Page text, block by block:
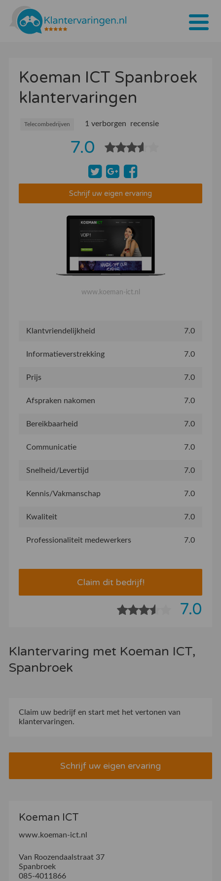
Tarieven
Bedrijven
Over ons
Koeman ICT Spanbroek
klantervaringen
Telecombedrijven 1 verborgen recensie
7.0
Schrijf uw eigen ervaring
www.koeman-ict.nl
Klantvriendelijkheid 7.0
Informatieverstrekking 7.0
Prijs 7.0
Afspraken nakomen 7.0
Bereikbaarheid 7.0
Communicatie 7.0
Snelheid/Levertijd 7.0
Kennis/Vakmanschap 7.0
Kwaliteit 7.0
Professionaliteit medewerkers 7.0
Claim dit bedrijf!
7.0
Klantervaring met Koeman ICT,
Spanbroek
Claim uw bedrijfen start met het vertonen van
klantervaringen.
Schrijf uw eigen ervaring
Koeman ICT
www.koeman-ict.nl
Van Roozendaalstraat 37
Spanbroek
085-4011866